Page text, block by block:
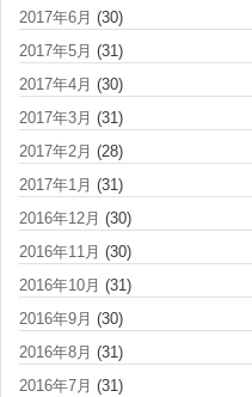
2017年6月 (30)
2017年5月 (31)
2017年4月 (30)
2017年3月 (31)
2017年2月 (28)
2017年1月 (31)
2016年12月 (30)
2016年11月 (30)
2016年10月 (31)
2016年9月 (30)
2016年8月 (31)
2016年7月 (31)